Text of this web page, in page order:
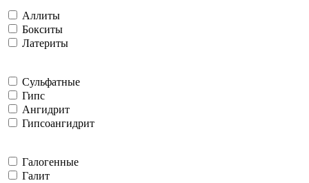
Аллиты
Бокситы
Латериты
Сульфатные
Гипс
Ангидрит
Гипсоангидрит
Галогенные
Галит